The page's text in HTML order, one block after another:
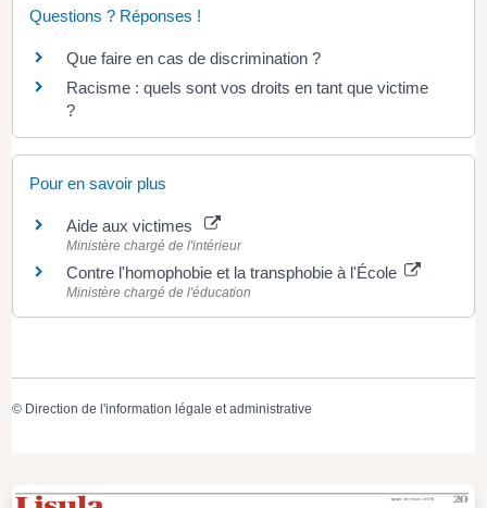
Questions ? Réponses !
Que faire en cas de discrimination ?
Racisme : quels sont vos droits en tant que victime
?
Pour en savoir plus
Aide aux victimes
Ministère chargé de l'intérieur
Contre l'homophobie et la transphobie à l'École
Ministère chargé de l'éducation
© Direction de l'information légale et administrative